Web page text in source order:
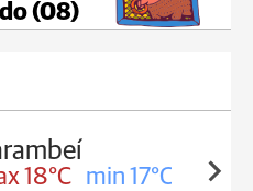
(08)
18°C min 17°C